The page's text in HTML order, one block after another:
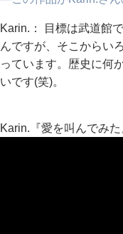
Karin.： 目標は武道館
んですが、そこからい
っています。歴史に何
いです(笑)。
Karin.『愛を叫んでみた